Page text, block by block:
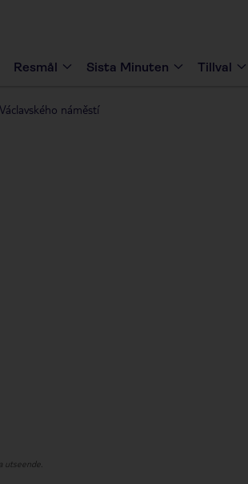
Resmål Sista Minuten Tillval
náměstí
utseende.